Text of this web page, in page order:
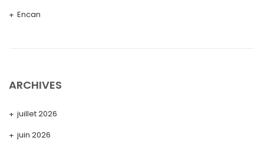
Encan
ARCHIVES
juillet 2026
juin 2026